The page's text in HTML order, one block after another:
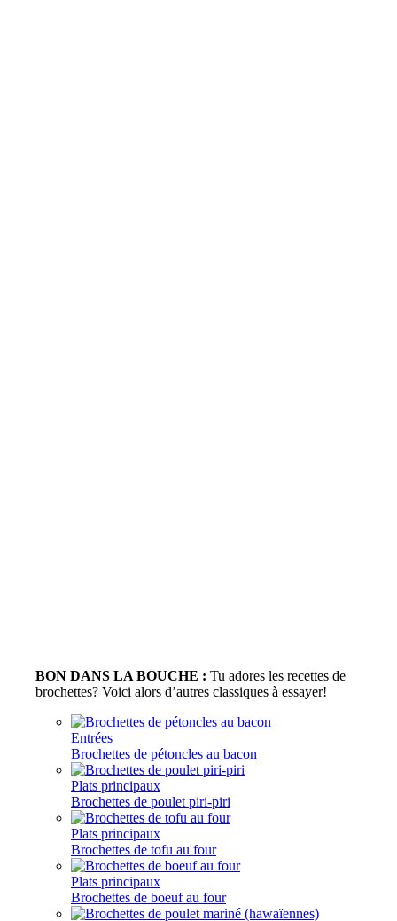
BON DANS LA BOUCHE : Tu adores les recettes de
brochettes? Voici alors d’autres classiques à essayer!
Entrées
Brochettes de pétoncles au bacon
Plats principaux
Brochettes de poulet piri-piri
Plats principaux
Brochettes de tofu au four
Plats principaux
Brochettes de boeuf au four